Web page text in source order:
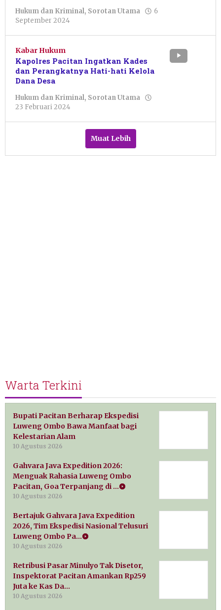
Hukum dan Kriminal, Sorotan Utama
6
September 2024
Wulandari
Kabar Hukum
Kapolres Pacitan Ingatkan Kades
dan Perangkatnya Hati-hati Kelola
Dana Desa
Hukum dan Kriminal, Sorotan Utama
23 Februari 2024
Shalahuddin
Muat Lebih
Warta Terkini
Bupati Pacitan Berharap Ekspedisi
Luweng Ombo Bawa Manfaat bagi
Kelestarian Alam
10 Agustus 2026
Gahvara Java Expedition 2026:
Menguak Rahasia Luweng Ombo
Pacitan, Goa Terpanjang di …
10 Agustus 2026
Bertajuk Gahvara Java Expedition
2026, Tim Ekspedisi Nasional Telusuri
Luweng Ombo Pa…
10 Agustus 2026
Retribusi Pasar Minulyo Tak Disetor,
Inspektorat Pacitan Amankan Rp259
Juta ke Kas Da…
10 Agustus 2026